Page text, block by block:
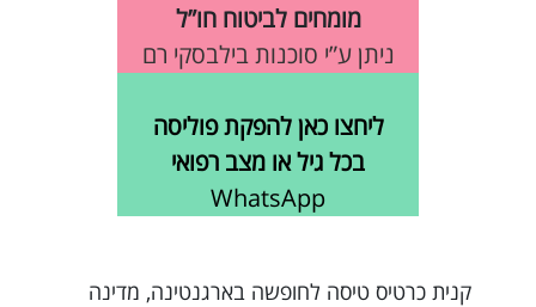
מומחים לביטוח חו”ל
ניתן ע”י סוכנות בילבסקי רם
ליחצו כאן להפקת פוליסה
בכל גיל או מצב רפואי
WhatsApp
קנית כרטיס טיסה לחופשה בארגנטינה, מדינה